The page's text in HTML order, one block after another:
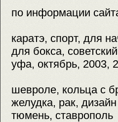
по информации
каратэ, спорт, для
для бокса,
уфа, октябрь, 2003,
шевроле, кольца с
желудка, рак,
тюмень, ставрополь